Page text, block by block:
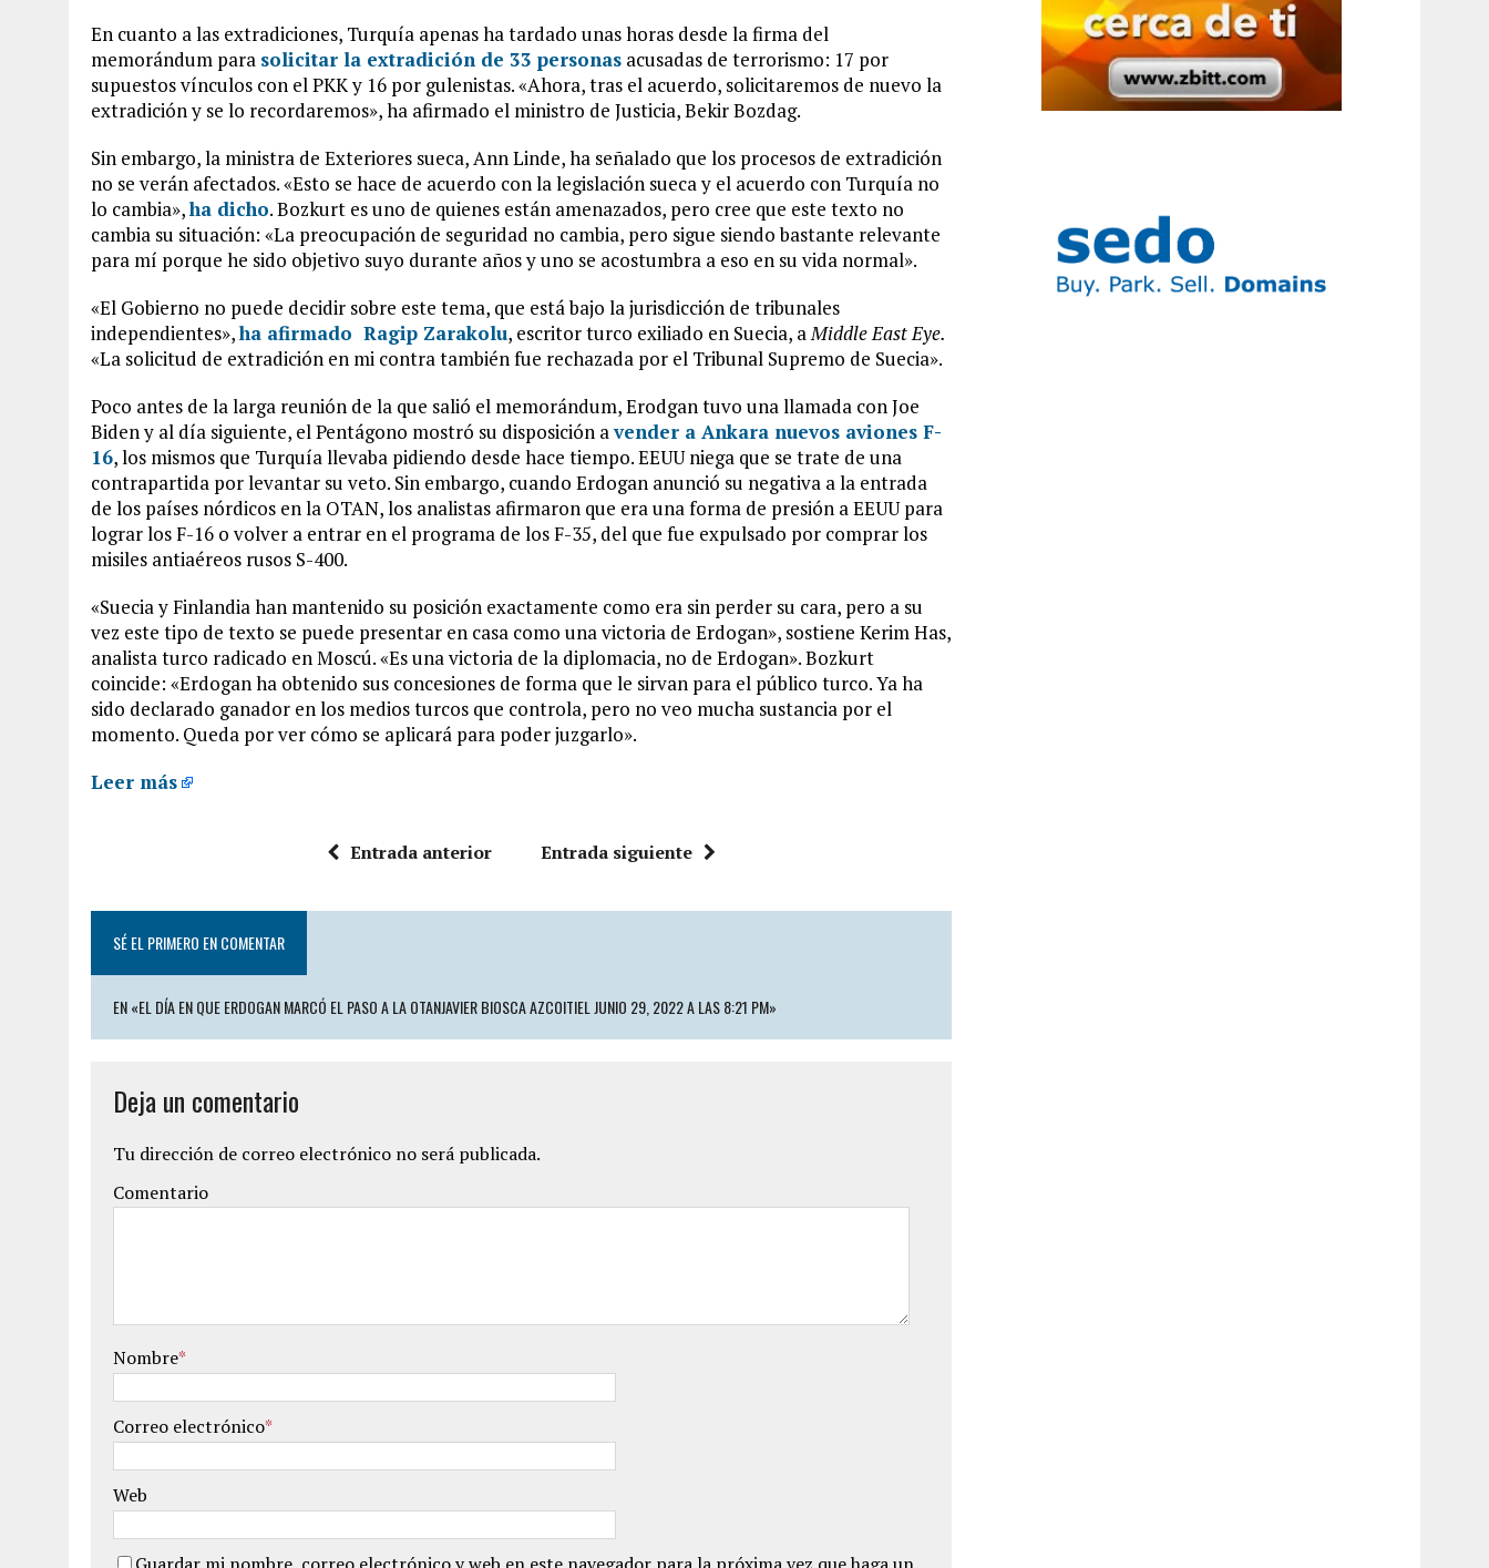
En cuanto a las extradiciones, Turquía apenas ha tardado unas horas desde la firma del
memorándum para solicitar la extradición de 33 personas acusadas de terrorismo: 17 por
supuestos vínculos con el PKK y 16 por gulenistas. «Ahora, tras el acuerdo, solicitaremos de nuevo la
extradición y se lo recordaremos», ha afirmado el ministro de Justicia, Bekir Bozdag.
Sin embargo, la ministra de Exteriores sueca, Ann Linde, ha señalado que los procesos de extradición
no se verán afectados. «Esto se hace de acuerdo con la legislación sueca y el acuerdo con Turquía no
lo cambia»,ha dicho. Bozkurt es uno de quienes están amenazados, pero cree que este texto no
cambia su situación: «La preocupación de seguridad no cambia, pero sigue siendo bastante relevante
para mí porque he sido objetivo suyo durante años y uno se acostumbra a eso en su vida normal».
«El Gobierno no puede decidir sobre este tema, que está bajo la jurisdicción de tribunales
independientes»,ha afirmado Ragip Zarakolu, escritor turco exiliado en Suecia, aMiddle East Eye.
«La solicitud de extradición en mi contra también fue rechazada por el Tribunal Supremo de Suecia».
Poco antes de la larga reunión de la que salió el memorándum, Erodgan tuvo una llamada con Joe
Biden y al día siguiente, el Pentágono mostró su disposición avender a Ankara nuevos aviones F-
16, los mismos que Turquía llevaba pidiendo desde hace tiempo. EEUU niega que se trate de una
contrapartida por levantar su veto. Sin embargo, cuando Erdogan anunció su negativa a la entrada
de los países nórdicos en la OTAN, los analistas afirmaron que era una forma de presión a EEUU para
lograr los F-16 o volver a entrar en el programa de los F-35, del que fue expulsado por comprar los
misiles antiaéreos rusos S-400.
«Suecia y Finlandia han mantenido su posición exactamente como era sin perder su cara, pero a su
vez este tipo de texto se puede presentar en casa como una victoria de Erdogan», sostiene Kerim Has,
analista turco radicado en Moscú. «Es una victoria de la diplomacia, no de Erdogan». Bozkurt
coincide: «Erdogan ha obtenido sus concesiones de forma que le sirvan para el público turco. Ya ha
sido declarado ganador en los medios turcos que controla, pero no veo mucha sustancia por el
momento. Queda por ver cómo se aplicará para poder juzgarlo».
Leer más
Entrada anterior Entrada siguiente
SÉ EL PRIMERO EN COMENTAR
EN «EL DÍA EN QUE ERDOGAN MARCÓ EL PASO A LA OTANJAVIER BIOSCA AZCOITIEL JUNIO 29, 2022 A LAS 8:21 PM»
Deja un comentario
Tu dirección de correo electrónico no será publicada.
Comentario
Nombre*
Correo electrónico*
Web